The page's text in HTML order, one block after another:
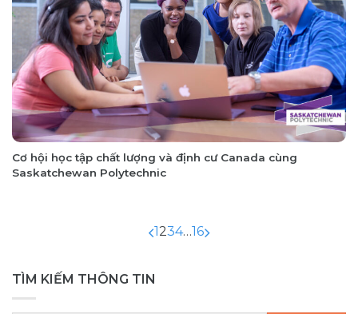
Cơ hội học tập chất lượng và định cư Canada cùng
Saskatchewan Polytechnic
1234…16
TÌM KIẾM THÔNG TIN